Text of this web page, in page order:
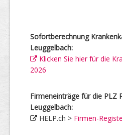
Sofortberechnung
Leuggelbach:
Klicken Sie hier für die
2026
Firmeneinträge für die PLZ
Leuggelbach:
HELP.ch > Firmen-